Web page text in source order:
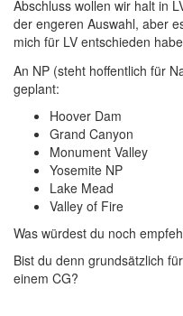
Abschluss wollen wir halt in
der engeren Auswahl, aber
mich für LV entschieden habe
An NP (steht hoffentlich für
geplant:
Hoover Dam
Grand Canyon
Monument Valley
Yosemite NP
Lake Mead
Valley of Fire
Was würdest du noch
Bist du denn grundsätzlich
einem CG?